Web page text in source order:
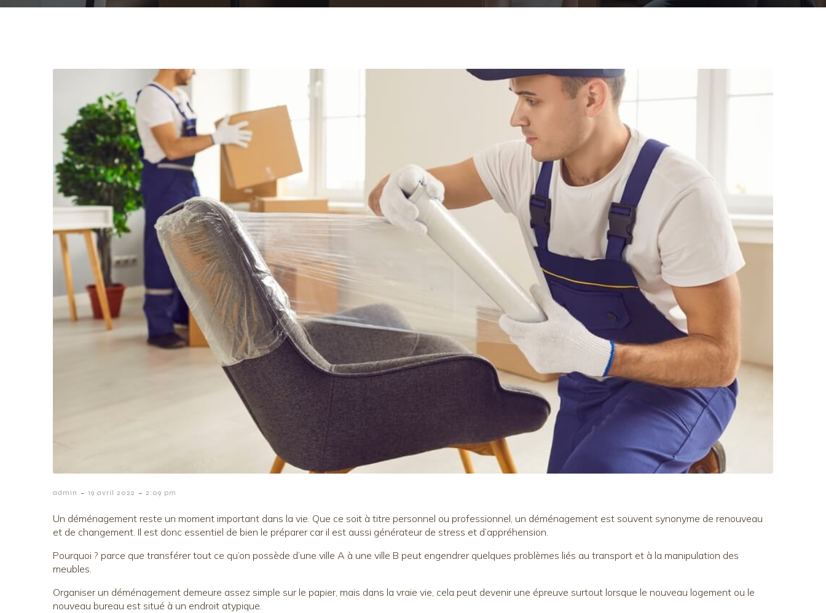
admin - 19 avril 2022 - 2:09 pm
Un déménagement reste un moment important dans la vie. Que ce soit à titre personnel ou professionnel, un déménagement est souvent synonyme de renouveau
et de changement. Il est donc essentiel de bien le préparer car il est aussi générateur de stress et d’appréhension.
Pourquoi ? parce que transférer tout ce qu’on possède d’une ville A à une ville B peut engendrer quelques problèmes liés au transport et à la manipulation des
meubles.
Organiser un déménagement demeure assez simple sur le papier, mais dans la vraie vie, cela peut devenir une épreuve surtout lorsque le nouveau logement ou le
nouveau bureau est situé à un endroit atypique.